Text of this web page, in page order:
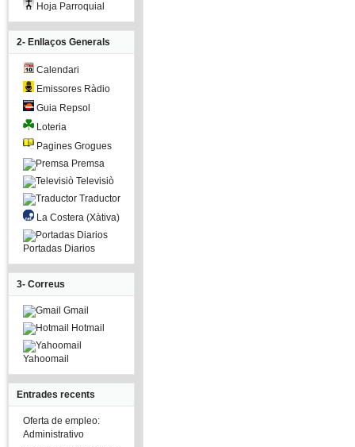
Hoja Parroquial
2- Enllaços Generals
Calendari
Emissores Ràdio
Guia Repsol
Loteria
Pagines Grogues
Premsa
Televisiò
Traductor
La Costera (Xàtiva)
Portadas Diarios
3- Correus
Gmail
Hotmail
Yahoomail
Entrades recents
Oferta de empleo:
Administrativo